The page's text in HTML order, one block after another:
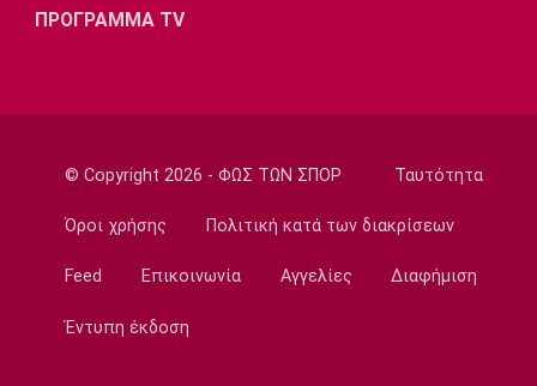
Μονακό
Ερυθρός
Τότεναμ
ΠΡΟΓΡΑΜΜΑ TV
© Copyright 2026 - ΦΩΣ ΤΩΝ ΣΠΟΡ Ταυτότητα
Όροι χρήσης Πολιτική κατά των διακρίσεων
Feed Επικοινωνία Αγγελίες Διαφήμιση
Έντυπη έκδοση